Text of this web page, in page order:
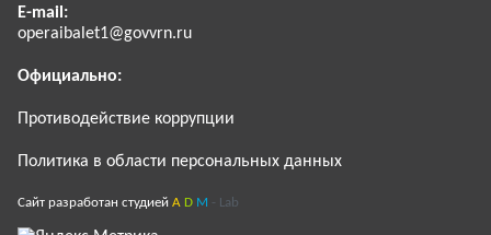
E-mail:
operaibalet1@govvrn.ru
Официально:
Противодействие коррупции
Политика в области персональных данных
Сайт разработан студией A D M - Lab